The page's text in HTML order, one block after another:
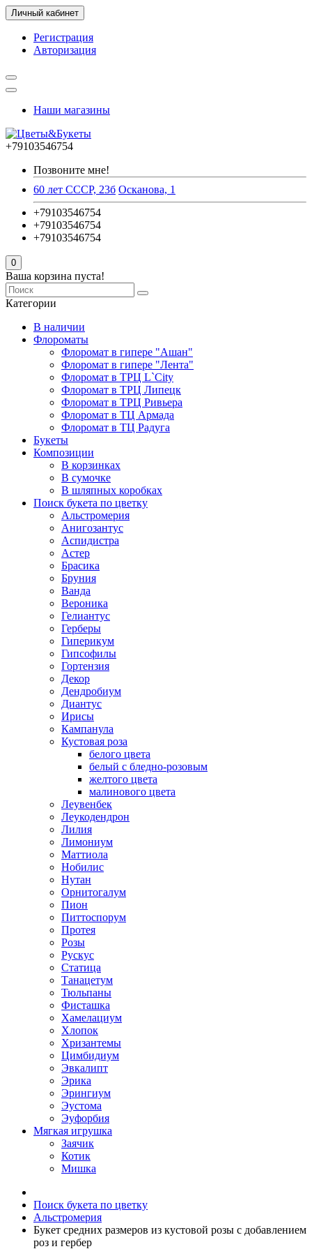
Личный кабинет
Регистрация
Авторизация
Наши магазины
+79103546754
Позвоните мне!
60 лет СССР, 23б Осканова, 1
+79103546754
+79103546754
+79103546754
0
Ваша корзина пуста!
Категории
В наличии
Флороматы
Флоромат в гипере "Ашан"
Флоромат в гипере "Лента"
Флоромат в ТРЦ L`City
Флоромат в ТРЦ Липецк
Флоромат в ТРЦ Ривьера
Флоромат в ТЦ Армада
Флоромат в ТЦ Радуга
Букеты
Композиции
В корзинках
В сумочке
В шляпных коробках
Поиск букета по цветку
Альстромерия
Анигозантус
Аспидистра
Астер
Брасика
Бруния
Ванда
Вероника
Гелиантус
Герберы
Гиперикум
Гипсофилы
Гортензия
Декор
Дендробиум
Диантус
Ирисы
Кампанула
Кустовая роза
белого цвета
белый с бледно-розовым
желтого цвета
малинового цвета
Леувенбек
Леукодендрон
Лилия
Лимониум
Маттиола
Нобилис
Нутан
Орнитогалум
Пион
Питтоспорум
Протея
Розы
Рускус
Статица
Танацетум
Тюльпаны
Фисташка
Хамелациум
Хлопок
Хризантемы
Цимбидиум
Эвкалипт
Эрика
Эрингиум
Эустома
Эуфорбия
Мягкая игрушка
Заячик
Котик
Мишка
Поиск букета по цветку
Альстромерия
Букет средних размеров из кустовой розы c добавлением
роз и гербер